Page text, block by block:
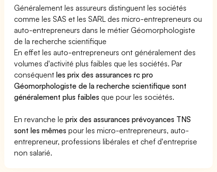
Généralement les assureurs distinguent les sociétés
comme les SAS et les SARL des micro-entrepreneurs ou
auto-entrepreneurs dans le métier Géomorphologiste
de la recherche scientifique
En effet les auto-entrepreneurs ont généralement des
volumes d'activité plus faibles que les sociétés. Par
conséquentles prix des assurances rc pro
Géomorphologiste de la recherche scientifique sont
généralement plus faibles que pour les sociétés.
En revanche leprix des assurances prévoyances TNS
sont les mêmes pour les micro-entrepreneurs, auto-
entrepreneur, professions libérales et chef d'entreprise
non salarié.